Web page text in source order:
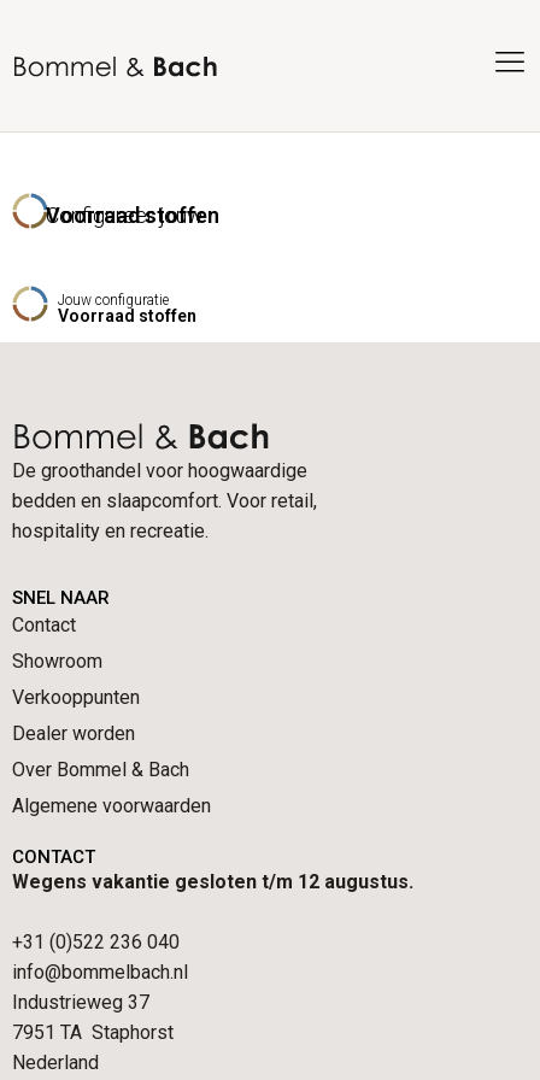
Configureer jouw
Voorraad stoffen
Jouw configuratie
Voorraad stoffen
De groothandel voor hoogwaardige
bedden en slaapcomfort. Voor retail,
hospitality en recreatie.
SNEL NAAR
Contact
Showroom
Verkooppunten
Dealer worden
Over Bommel & Bach
Algemene voorwaarden
CONTACT
Wegens vakantie gesloten t/m 12 augustus.
+31 (0)522 236 040
info@bommelbach.nl
Industrieweg 37
7951 TA Staphorst
Nederland